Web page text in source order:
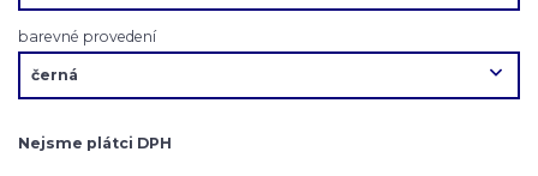
barevné provedení
Nejsme plátci DPH